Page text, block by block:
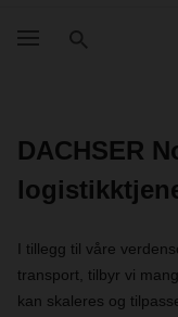
DACHSER
I tillegg til våre
transport, tilbyr vi
kan skaleres og